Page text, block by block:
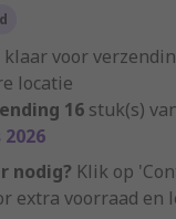
klaar voor
locatie
16 stuk(s)
nodig? Klik op
extra voorraad en